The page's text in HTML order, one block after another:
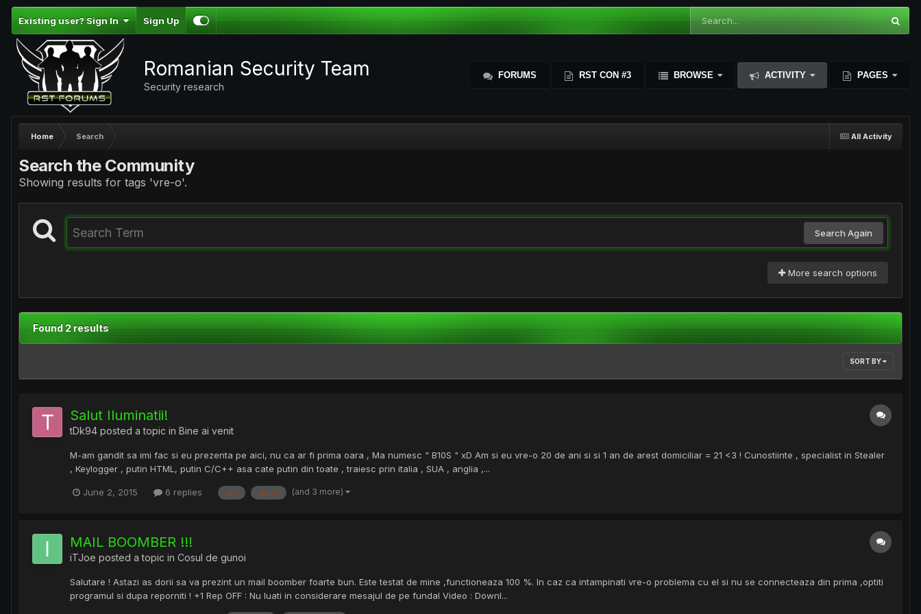
Existing user? Sign In Sign Up
Romanian Security Team
Security research
FORUMS RST CON #3 BROWSE ACTIVITY PAGES
All Activity
Home Search
Search the Community
Showing results for tags 'vre-o'.
Search Again
More search options
Found 2 results
SORT BY
Salut Iluminatii!
tDk94 posted a topic in Bine ai venit
M-am gandit sa imi fac si eu prezenta pe aici, nu ca ar fi prima oara , Ma numesc " B10S " xD Am si eu vre-o 20 de ani si si 1 an de arest domiciliar = 21 <3 ! Cunostiinte , specialist in Stealer
, Keylogger , putin HTML, putin C/C++ asa cate putin din toate , traiesc prin italia , SUA , anglia ,...
June 2, 2015 6 replies ani arest (and 3 more)
MAIL BOOMBER !!!
iTJoe posted a topic in Cosul de gunoi
Salutare ! Astazi as dorii sa va prezint un mail boomber foarte bun. Este testat de mine ,functioneaza 100 %. In caz ca intampinati vre-o problema cu el si nu se connecteaza din prima ,optiti
programul si dupa reporniti ! +1 Rep OFF : Nu luati in considerare mesajul de pe fundal Video : Downl...